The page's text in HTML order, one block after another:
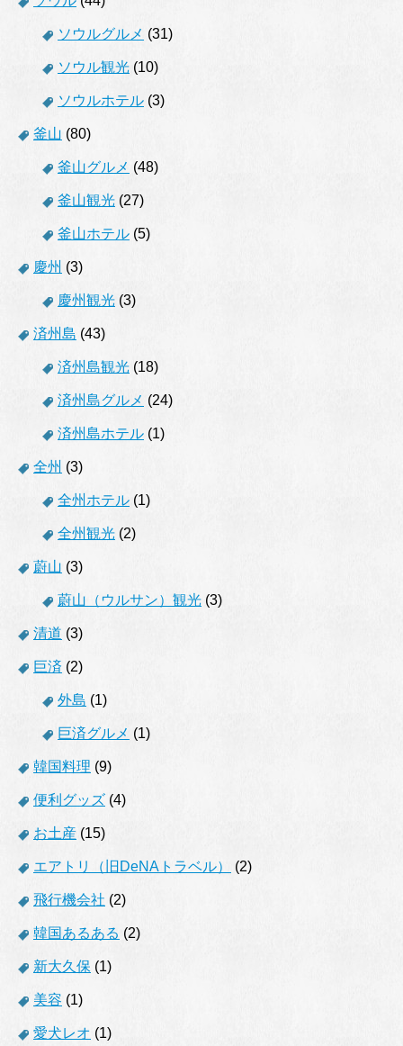
ソウルグルメ (31)
ソウル観光 (10)
ソウルホテル (3)
釜山 (80)
釜山グルメ (48)
釜山観光 (27)
釜山ホテル (5)
慶州 (3)
慶州観光 (3)
済州島 (43)
済州島観光 (18)
済州島グルメ (24)
済州島ホテル (1)
全州 (3)
全州ホテル (1)
全州観光 (2)
蔚山 (3)
蔚山（ウルサン）観光 (3)
清道 (3)
巨済 (2)
外島 (1)
巨済グルメ (1)
韓国料理 (9)
便利グッズ (4)
お土産 (15)
エアトリ（旧DeNAトラベル） (2)
飛行機会社 (2)
韓国あるある (2)
新大久保 (1)
美容 (1)
愛犬レオ (1)